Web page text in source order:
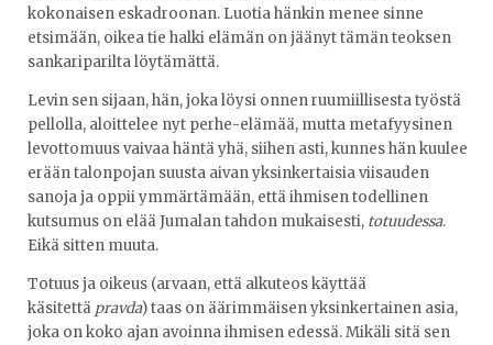
kokonaisen eskadroonan. Luotia hänkin menee sinne
etsimään, oikea tie halki elämän on jäänyt tämän teoksen
sankariparilta löytämättä.
Levin sen sijaan, hän, joka löysi onnen ruumiillisesta työstä
pellolla, aloittelee nyt perhe-elämää, mutta metafyysinen
levottomuus vaivaa häntä yhä, siihen asti, kunnes hän kuulee
erään talonpojan suusta aivan yksinkertaisia viisauden
sanoja ja oppii ymmärtämään, että ihmisen todellinen
kutsumus on elää Jumalan tahdon mukaisesti, totuudessa.
Eikä sitten muuta.
Totuus ja oikeus (arvaan, että alkuteos käyttää
käsitettä pravda) taas on äärimmäisen yksinkertainen asia,
joka on koko ajan avoinna ihmisen edessä. Mikäli sitä sen